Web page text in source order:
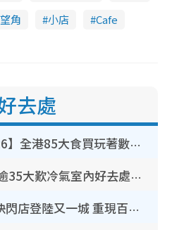
角 小店
Cafe
去處
【8月生日優惠2026】全港85大食買玩著數攻略 自助餐/火鍋放題同行免費＋誠品/DONKI送現金券
香港室內好去處｜逾35大歎冷氣室內好去處推介 室內活動免費避雨無懼落雨
小熊維尼100週年快閃店登陸又一城 重現百畝森林經典場景／獨家限定盲盒登場／專屬DIY香水